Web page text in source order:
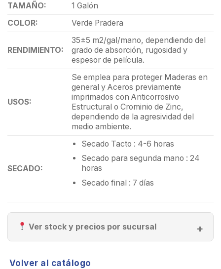
TAMAÑO:
1 Galón
COLOR:
Verde Pradera
RENDIMIENTO:
35±5 m2/gal/mano, dependiendo del
grado de absorción, rugosidad y
espesor de película.
USOS:
Se emplea para proteger Maderas en
general y Aceros previamente
imprimados con Anticorrosivo
Estructural o Crominio de Zinc,
dependiendo de la agresividad del
medio ambiente.
SECADO:
Secado Tacto : 4-6 horas
Secado para segunda mano : 24
horas
Secado final : 7 días
Ver stock y precios por sucursal
Volver al catálogo